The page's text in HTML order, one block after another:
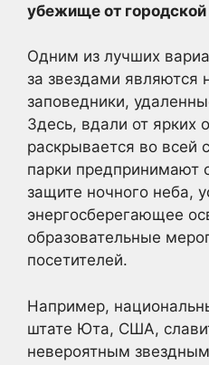
убежище от
Одним из лучших
за звездами являются
заповедники,
Здесь, вдали от ярких
раскрывается во всей
парки предпринимают
защите ночного неба,
энергосберегающее
образовательные
посетителей.
Например,
штате Юта, США,
невероятным